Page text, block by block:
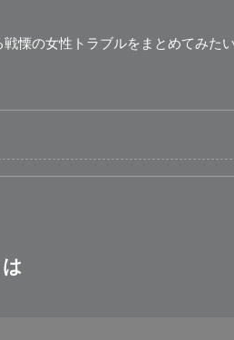
慄の女性トラブルをまとめてみたい